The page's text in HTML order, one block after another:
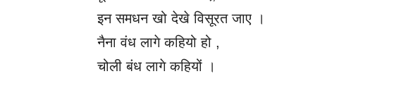
इन समधन खो देखे विसूरत जाए ।
नैना वंध लागे कहियो हो ,
चोली बंध लागे कहियों ।